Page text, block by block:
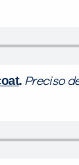
. Preciso